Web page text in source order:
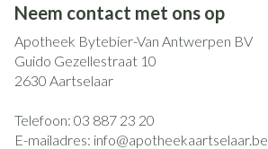
Neem contact met ons op
Apotheek Bytebier-Van Antwerpen BV
Guido Gezellestraat 10
2630 Aartselaar
Telefoon: 03 887 23 20
E-mailadres: info@apotheekaartselaar.be